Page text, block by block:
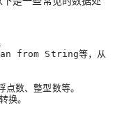
from String等，从
数、整型数等。
换。